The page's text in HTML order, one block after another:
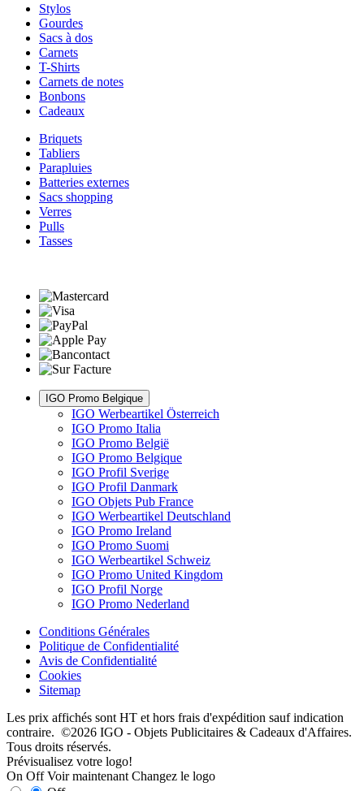
Stylos
Gourdes
Sacs à dos
Carnets
T-Shirts
Carnets de notes
Bonbons
Cadeaux
Briquets
Tabliers
Parapluies
Batteries externes
Sacs shopping
Verres
Pulls
Tasses
IGO Promo Belgique
IGO Werbeartikel Österreich
IGO Promo Italia
IGO Promo België
IGO Promo Belgique
IGO Profil Sverige
IGO Profil Danmark
IGO Objets Pub France
IGO Werbeartikel Deutschland
IGO Promo Ireland
IGO Promo Suomi
IGO Werbeartikel Schweiz
IGO Promo United Kingdom
IGO Profil Norge
IGO Promo Nederland
Conditions Générales
Politique de Confidentialité
Avis de Confidentialité
Cookies
Sitemap
Les prix affichés sont HT et hors frais d'expédition sauf indication
contraire. ©2026 IGO - Objets Publicitaires & Cadeaux d'Affaires.
Tous droits réservés.
Prévisualisez votre logo!
On Off Voir maintenant Changez le logo